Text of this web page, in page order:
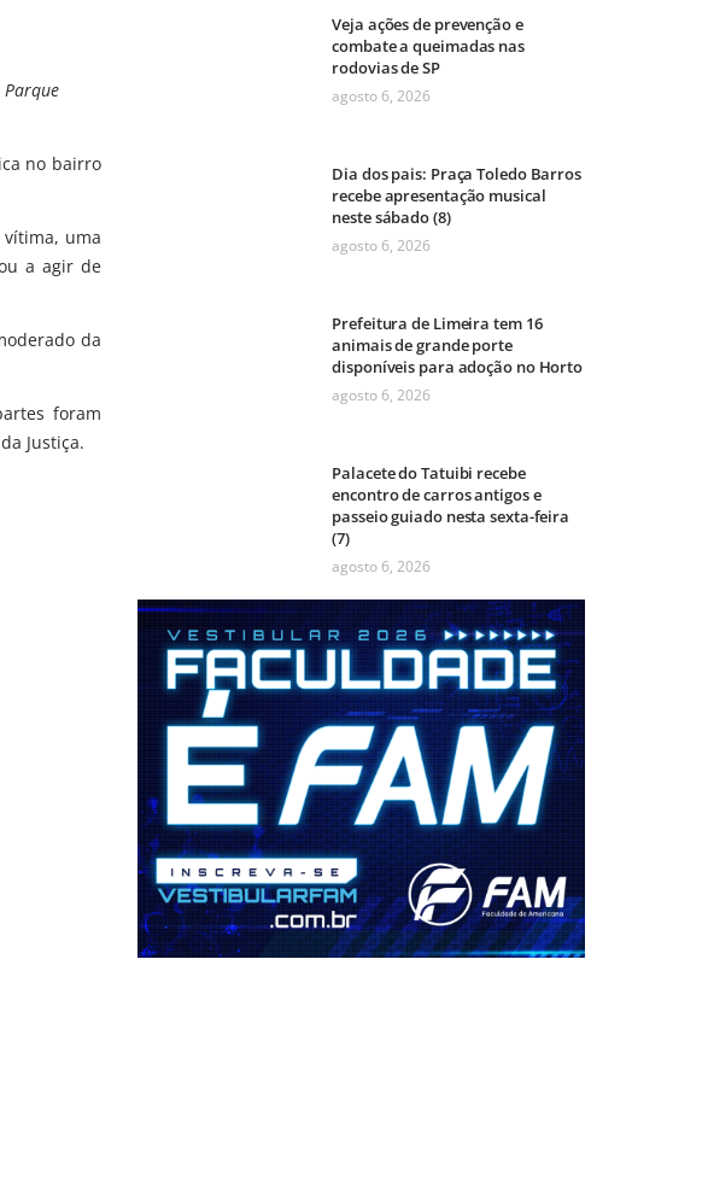
no bairro
uma
a agir de
da
foram
Justiça.
Veja ações de prevenção e
combate a queimadas nas
rodovias de SP
agosto 6, 2026
Dia dos pais: Praça Toledo Barros
recebe apresentação musical
neste sábado (8)
agosto 6, 2026
Prefeitura de Limeira tem 16
animais de grande porte
disponíveis para adoção no Horto
agosto 6, 2026
Palacete do Tatuibi recebe
encontro de carros antigos e
passeio guiado nesta sexta-feira
(7)
agosto 6, 2026